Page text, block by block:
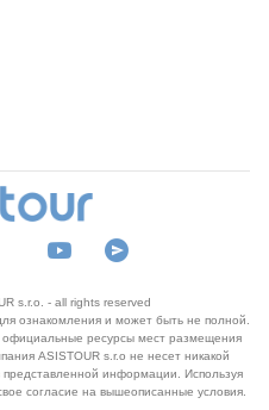
s.r.o. - all rights reserved
ознакомления и может быть не полной.
ресурсы мест размещения
ASISTOUR s.r.o не несет никакой
информации. Используя
согласие на вышеописанные условия.